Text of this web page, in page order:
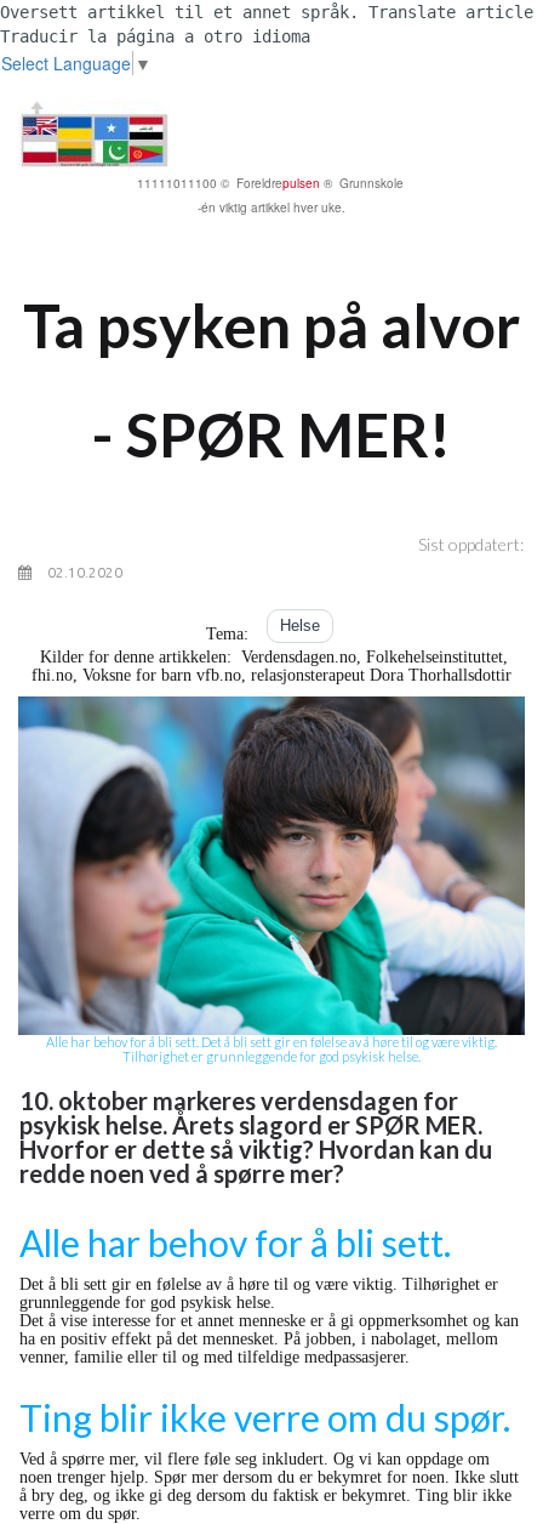
Oversett artikkel til et annet språk. Translate article to
Traducir la página a otro idioma
Select Language ▼
11111011100 © Foreldrepulsen ® Grunnskole
-én viktig artikkel hver uke.
Ta psyken på alvor
- SPØR MER!
Sist oppdatert:
02.10.2020
Tema:
Helse
Kilder for denne artikkelen: Verdensdagen.no, Folkehelseinstituttet,
fhi.no, Voksne for barn vfb.no, relasjonsterapeut Dora Thorhallsdottir
Alle har behov for å bli sett. Det å bli sett gir en følelse av å høre til og være viktig.
Tilhørighet er grunnleggende for god psykisk helse.
10. oktober markeres verdensdagen for
psykisk helse. Årets slagord er SPØR MER.
Hvorfor er dette så viktig? Hvordan kan du
redde noen ved å spørre mer?
Alle har behov for å bli sett.
Det å bli sett gir en følelse av å høre til og være viktig. Tilhørighet er
grunnleggende for god psykisk helse.
Det å vise interesse for et annet menneske er å gi oppmerksomhet og kan
ha en positiv effekt på det mennesket. På jobben, i nabolaget, mellom
venner, familie eller til og med tilfeldige medpassasjerer.
Ting blir ikke verre om du spør.
Ved å spørre mer, vil flere føle seg inkludert. Og vi kan oppdage om
noen trenger hjelp. Spør mer dersom du er bekymret for noen. Ikke slutt
å bry deg, og ikke gi deg dersom du faktisk er bekymret. Ting blir ikke
verre om du spør.